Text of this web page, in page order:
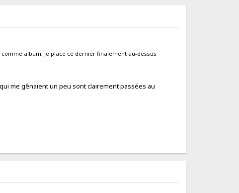
album, je place ce dernier finalement au-dessus
me gênaient un peu sont clairement passées au